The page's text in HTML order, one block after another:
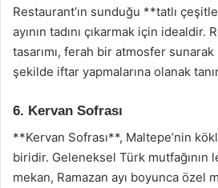
Restaurant’ın sunduğu **tatlı
ayının tadını çıkarmak için idealdir.
tasarımı, ferah bir atmosfer
şekilde iftar yapmalarına olanak
6. Kervan Sofrası
**Kervan Sofrası**, Maltepe’nin
biridir. Geleneksel Türk mutfağının
mekan, Ramazan ayı boyunca özel